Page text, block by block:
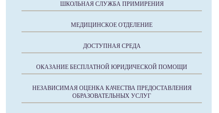
ШКОЛЬНАЯ СЛУЖБА ПРИМИРЕНИЯ
МЕДИЦИНСКОЕ ОТДЕЛЕНИЕ
ДОСТУПНАЯ СРЕДА
ОКАЗАНИЕ БЕСПЛАТНОЙ ЮРИДИЧЕСКОЙ ПОМОЩИ
НЕЗАВИСИМАЯ ОЦЕНКА КАЧЕСТВА ПРЕДОСТАВЛЕНИЯ
ОБРАЗОВАТЕЛЬНЫХ УСЛУГ